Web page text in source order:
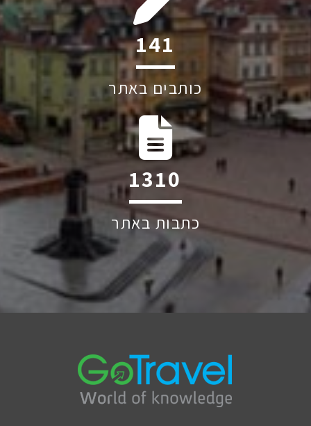
194
כותבים באתר
1809
כתבות באתר